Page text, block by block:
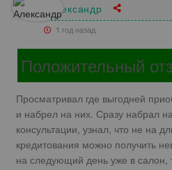
Александр
1 год назад
Положительный
Просматривал где выгодней
и набрел на них. Сразу набрал
консультации, узнал, что не на
кредитования можно получить
на следующий день уже в